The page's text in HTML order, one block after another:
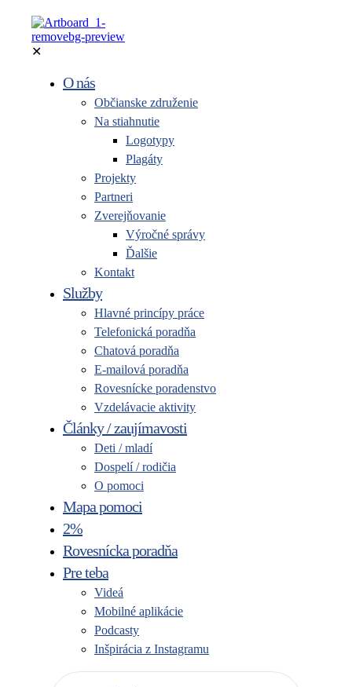
✕
O nás
Občianske združenie
Na stiahnutie
Logotypy
Plagáty
Projekty
Partneri
Zverejňovanie
Výročné správy
Ďalšie
Kontakt
Služby
Hlavné princípy práce
Telefonická poradňa
Chatová poradňa
E-mailová poradňa
Rovesnícke poradenstvo
Vzdelávacie aktivity
Články / zaujímavosti
Deti / mladí
Dospelí / rodičia
O pomoci
Mapa pomoci
2%
Rovesnícka poradňa
Pre teba
Videá
Mobilné aplikácie
Podcasty
Inšpirácia z Instagramu